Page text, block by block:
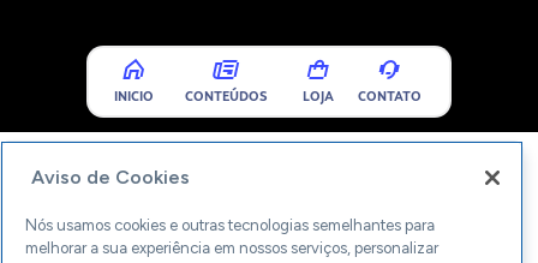
INICIO CONTEÚDOS LOJA CONTATO
Aviso de Cookies
Nós usamos cookies e outras tecnologias semelhantes para
melhorar a sua experiência em nossos serviços, personalizar